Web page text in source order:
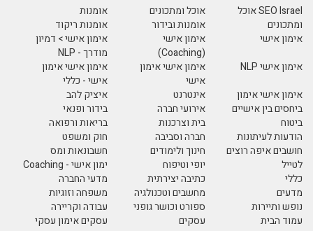
SEO Israel אוכל
ומתכונים
אוכל ומתכונים
אומנות
אומנות ובידור
אומנות ריקוד
אימון אישי
אימון אישי
(Coaching)
אימון אישי > דמיון
מודרך - NLP
אימון אישי NLP
אימון אישי אימון
אישי
אימון אישי אימון
אישי - כללי
אימון אישי אימון
ביחסים בין אישיים
אינטרנט
איציק להב
אירועי חברה
בידור ופנאי
ביטוח
בית וצרכנות
בריאות ורפואה
הודעות לעיתונות
חברה וסביבה
חוק ומשפט
חושבים איפה רוצים
לטייל
חינוך ולימודים
חשבונאות ומס
יופי וטיפוח
ימון אישי - Coaching
כללי
כתיבה יצירתית
מדעי החברה
מדעים
מחשבים וטכנולגיה
משפחה וזוגיות
נופש ותיירות
ספורט וכושר גופני
עבודה וקריירה
עמוד הבית
עסקים
עסקים אימון עסקי